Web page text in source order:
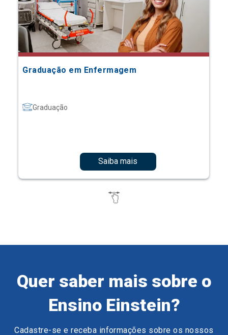
Graduação em Enfermagem
Graduação
Saiba mais
Quer saber mais sobre o
Ensino Einstein?
Cadastre-se e receba informações sobre os nossos